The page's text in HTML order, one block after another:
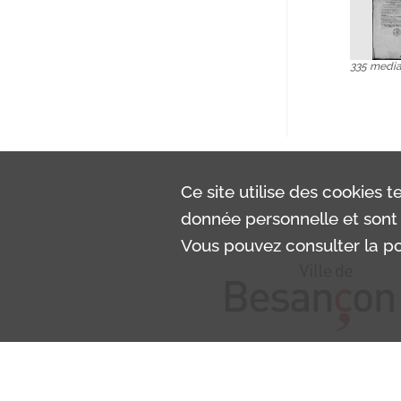
335
Ce site utilise des cookies
donnée personnelle et
Vous pouvez consulter la